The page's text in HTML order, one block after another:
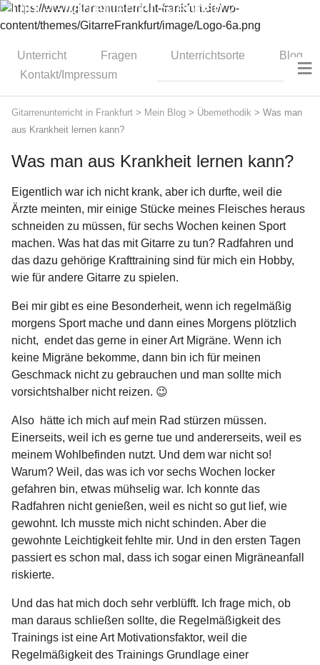
Dipl.-Gitarrenlehrer Stephan Zitzmann
Unterricht Fragen Unterrichtsorte
Blog
Kontakt/Impressum
≡
Gitarrenunterricht in Frankfurt > Mein Blog > Übemethodik > Was man
aus Krankheit lernen kann?
Was man aus Krankheit lernen kann?
Eigentlich war ich nicht krank, aber ich durfte, weil die
Ärzte meinten, mir einige Stücke meines Fleisches heraus
schneiden zu müssen, für sechs Wochen keinen Sport
machen. Was hat das mit Gitarre zu tun? Radfahren und
das dazu gehörige Krafttraining sind für mich ein Hobby,
wie für andere Gitarre zu spielen.
Bei mir gibt es eine Besonderheit, wenn ich regelmäßig
morgens Sport mache und dann eines Morgens plötzlich
nicht, endet das gerne in einer Art Migräne. Wenn ich
keine Migräne bekomme, dann bin ich für meinen
Geschmack nicht zu gebrauchen und man sollte mich
vorsichtshalber nicht reizen. 😉
Also hätte ich mich auf mein Rad stürzen müssen.
Einerseits, weil ich es gerne tue und andererseits, weil es
meinem Wohlbefinden nutzt. Und dem war nicht so!
Warum? Weil, das was ich vor sechs Wochen locker
gefahren bin, etwas mühselig war. Ich konnte das
Radfahren nicht genießen, weil es nicht so gut lief, wie
gewohnt. Ich musste mich nicht schinden. Aber die
gewohnte Leichtigkeit fehlte mir. Und in den ersten Tagen
passiert es schon mal, dass ich sogar einen Migräneanfall
riskierte.
Und das hat mich doch sehr verblüfft. Ich frage mich, ob
man daraus schließen sollte, die Regelmäßigkeit des
Trainings ist eine Art Motivationsfaktor, weil die
Regelmäßigkeit des Trainings Grundlage einer